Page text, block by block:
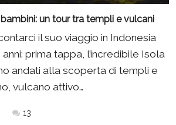
un tour tra templi e vulcani
il suo viaggio in Indonesia
prima tappa, l’incredibile Isola
andati alla scoperta di templi e
vulcano attivo…
13